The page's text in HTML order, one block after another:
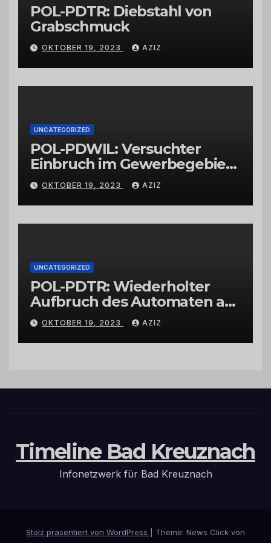
POL-PDTR: Diebstahl von
Grabschmuck
OKTOBER 19, 2023 AZIZ
UNCATEGORIZED
POL-PDWIL: Versuchter
Einbruch im Gewerbegebiet
Wittlich
OKTOBER 19, 2023 AZIZ
UNCATEGORIZED
POL-PDTR: Wiederholter
Aufbruch des Automaten am
Wohnmobilstellplatz in
Hermeskeil am Labachweg
OKTOBER 19, 2023 AZIZ
Timeline Bad Kreuznach
Infonetzwerk für Bad Kreuznach
Stolz präsentiert von WordPress
Theme: News Click von